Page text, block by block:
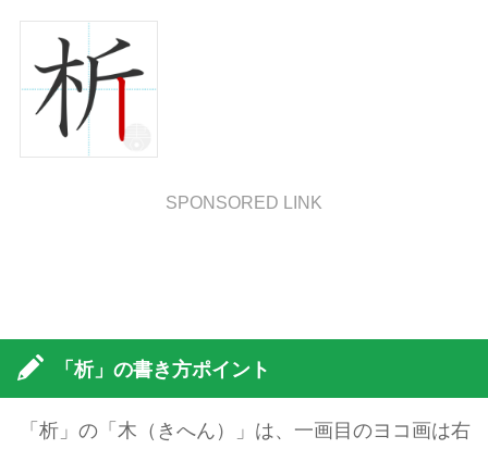
SPONSORED LINK
「析」の書き方ポイント
「析」の「木（きへん）」は、一画目のヨコ画は右